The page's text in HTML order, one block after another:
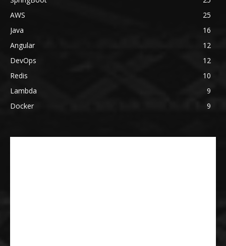
AWS
25
Java
16
Angular
12
DevOps
12
Redis
10
Lambda
9
Docker
9